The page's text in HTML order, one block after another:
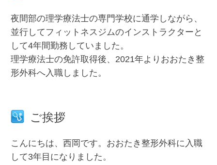
夜間部の理学療法士の専門学校に通学しながら、
並行してフィットネスジムのインストラクターと
して4年間勤務していました。
理学療法士の免許取得後、2021年よりおおたき整
形外科へ入職しました。
ご挨拶
こんにちは、西岡です。おおたき整形外科に入職
して3年目になりました。